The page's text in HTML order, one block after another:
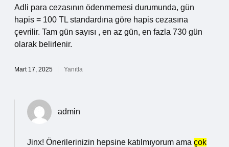
Adli para cezasının ödenmemesi durumunda, gün
hapis = 100 TL standardına göre hapis cezasına
çevrilir. Tam gün sayısı , en az gün, en fazla 730 gün
olarak belirlenir.
Mart 17, 2025 Yanıtla
admin
Jinx! Önerilerinizin hepsine katılmıyorum ama çok